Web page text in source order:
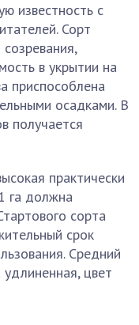
известность с
Сорт
в укрытии на
приспособлена
осадками. В
получается
практически
га должна
сорта
срок
Средний
цвет